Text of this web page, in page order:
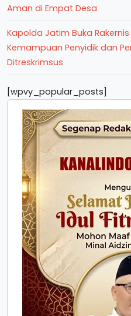
Aman di Empat Desa
Kapolda Jatim Buka
Kemampuan Penyidik dan
Ditreskrimsus
[wpvy_popular_posts]